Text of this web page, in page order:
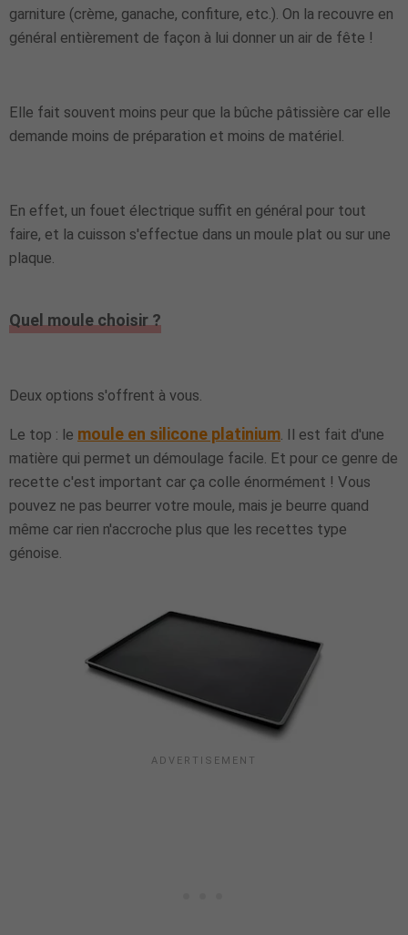
garniture (crème, ganache, confiture, etc.). On la recouvre en
général entièrement de façon à lui donner un air de fête !
Elle fait souvent moins peur que la bûche pâtissière car elle
demande moins de préparation et moins de matériel.
En effet, un fouet électrique suffit en général pour tout
faire, et la cuisson s'effectue dans un moule plat ou sur une
plaque.
Quel moule choisir ?
Deux options s'offrent à vous.
Le top : le moule en silicone platinium . Il est fait d'une
matière qui permet un démoulage facile. Et pour ce genre de
recette c'est important car ça colle énormément ! Vous
pouvez ne pas beurrer votre moule, mais je beurre quand
même car rien n'accroche plus que les recettes type
génoise.